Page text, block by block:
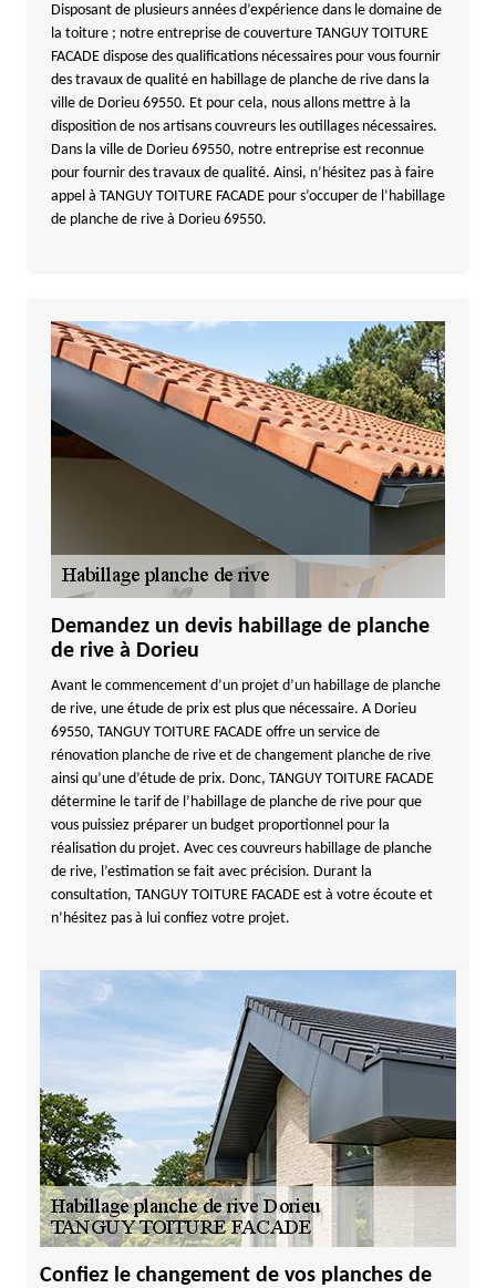
Disposant de plusieurs années d’expérience dans le domaine de
la toiture ; notre entreprise de couverture TANGUY TOITURE
FACADE dispose des qualifications nécessaires pour vous fournir
des travaux de qualité en habillage de planche de rive dans la
ville de Dorieu 69550. Et pour cela, nous allons mettre à la
disposition de nos artisans couvreurs les outillages nécessaires.
Dans la ville de Dorieu 69550, notre entreprise est reconnue
pour fournir des travaux de qualité. Ainsi, n’hésitez pas à faire
appel à TANGUY TOITURE FACADE pour s’occuper de l’habillage
de planche de rive à Dorieu 69550.
Demandez un devis habillage de planche
de rive à Dorieu
Avant le commencement d’un projet d’un habillage de planche
de rive, une étude de prix est plus que nécessaire. A Dorieu
69550, TANGUY TOITURE FACADE offre un service de
rénovation planche de rive et de changement planche de rive
ainsi qu’une d’étude de prix. Donc, TANGUY TOITURE FACADE
détermine le tarif de l’habillage de planche de rive pour que
vous puissiez préparer un budget proportionnel pour la
réalisation du projet. Avec ces couvreurs habillage de planche
de rive, l’estimation se fait avec précision. Durant la
consultation, TANGUY TOITURE FACADE est à votre écoute et
n’hésitez pas à lui confiez votre projet.
Confiez le changement de vos planches de